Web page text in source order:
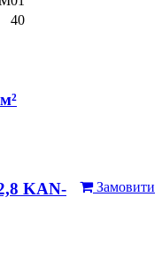
40
Замовити
KAN-